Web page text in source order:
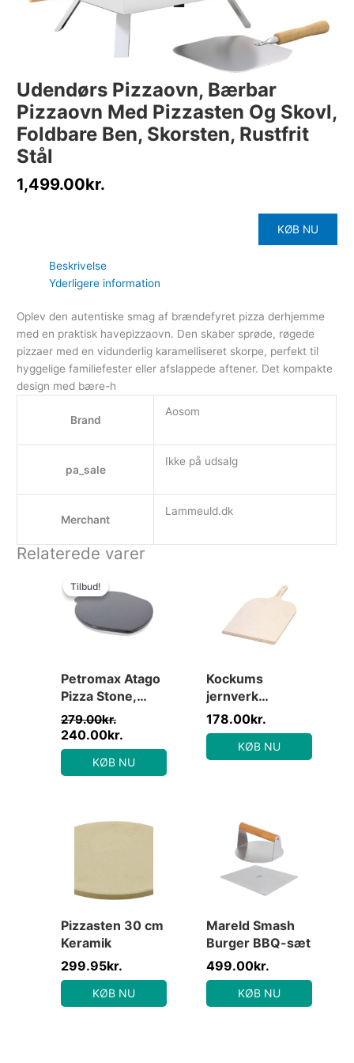
Udendørs Pizzaovn, Bærbar
Pizzaovn Med Pizzasten Og Skovl,
Foldbare Ben, Skorsten, Rustfrit
Stål
1,499.00kr.
KØB NU
Beskrivelse
Yderligere information
Oplev den autentiske smag af brændefyret pizza derhjemme
med en praktisk havepizzaovn. Den skaber sprøde, røgede
pizzaer med en vidunderlig karamelliseret skorpe, perfekt til
hyggelige familiefester eller afslappede aftener. Det kompakte
design med bære-h
Brand
Aosom
pa_sale
Ikke på udsalg
Merchant
Lammeuld.dk
Relaterede varer
Tilbud!
Tilbud!
Petromax Atago
Pizza Stone,
pizzasten til
atago
279.00kr.
oprindelige
pris
var:
279.00kr..
240.00kr.
pris
240.00kr..
KØB NU
Kockums
jernverk
Pizzaspade træ
178.00kr.
KØB NU
Pizzasten 30 cm
Keramik
299.95kr.
KØB NU
Mareld Smash
Burger BBQ-sæt
499.00kr.
KØB NU